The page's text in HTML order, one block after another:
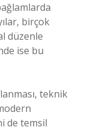
birçok
düzenle
ise bu
teknik
de temsil